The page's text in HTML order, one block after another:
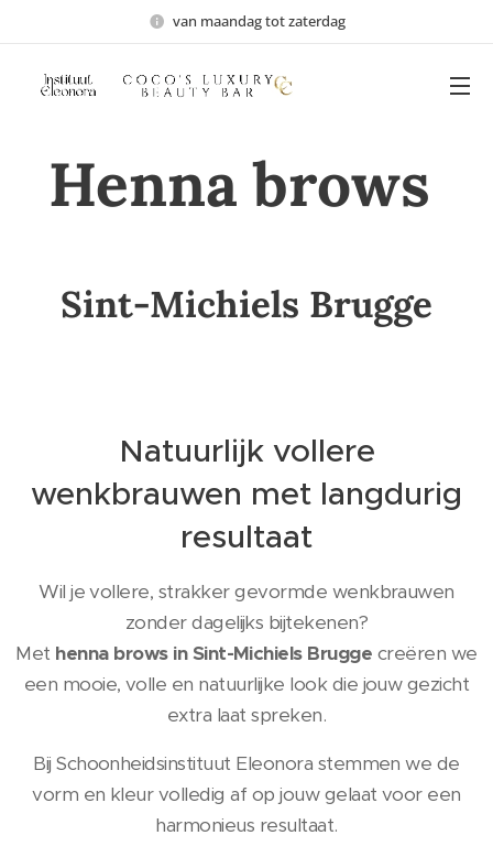
van maandag tot zaterdag
Henna brows
Sint-Michiels Brugge
Natuurlijk vollere
wenkbrauwen met langdurig
resultaat
Wil je vollere, strakker gevormde wenkbrauwen
zonder dagelijks bijtekenen?
Met henna brows in Sint-Michiels Brugge creëren we
een mooie, volle en natuurlijke look die jouw gezicht
extra laat spreken.
Bij Schoonheidsinstituut Eleonora stemmen we de
vorm en kleur volledig af op jouw gelaat voor een
harmonieus resultaat.